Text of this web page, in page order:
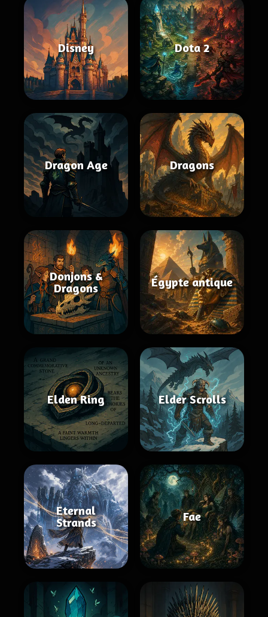
Disney Dota 2
Dragon Age Dragons
Donjons &
Dragons
Égypte antique
Elden Ring Elder Scrolls
Eternal
Strands
Fae